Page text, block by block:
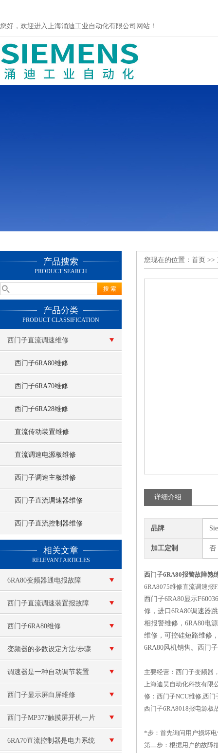
您好，欢迎进入上海涌迪工业自动化有限公司网站！
产品搜索
PRODUCT SEARCH
产品分类
PRODUCT CLASSIFICATION
西门子直流调速维修
西门子6RA80维修
西门子6RA70维修
西门子6RA28维修
直流传动装置维修
直流调速电源板维修
西门子调速主板维修
西门子直流调速器维修
西门子直流控制器维修
相关文章
RELEVANT ARTICLES
6RA80变频器通电报故障
F60100
西门子直流调速装置报故障
西门子6RA80维修
变频器的参数设定方法/步骤
调速器是一种自动调节装置
西门子显示屏白屏维修
西门子MP377触摸屏开机一片
白维修
6RA70直流控制器是电力系统
您现在的位置： 首页 >>
详细介绍
品牌
加工定制 否
西门子6RA80报警故障熟
6RA8075维修直流调速报
西门子6RA80显示
修，进口6RA80调速器
相报警维修，6RA80电
维修，可控硅短路维修
6RA80风机销售。西门
主要经营：西门子变频器
上海迪昊自动化科技有限
修：西门子NCU维修,西
西门子6RA8018报电源板
*步：首先询问用户损坏
第二步：根据用户的故障